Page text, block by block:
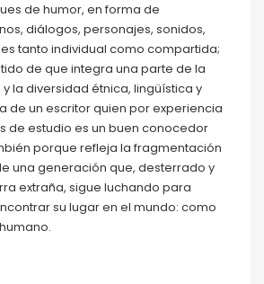
de humor, en forma de
diálogos, personajes, sonidos,
tanto individual como compartida;
de que integra una parte de la
la diversidad étnica, lingüística y
de un escritor quien por experiencia
de estudio es un buen conocedor
porque refleja la fragmentación
una generación que, desterrado y
extraña, sigue luchando para
su lugar en el mundo: como